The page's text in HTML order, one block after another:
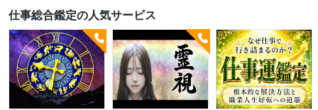
仕事総合鑑定の人気サービス